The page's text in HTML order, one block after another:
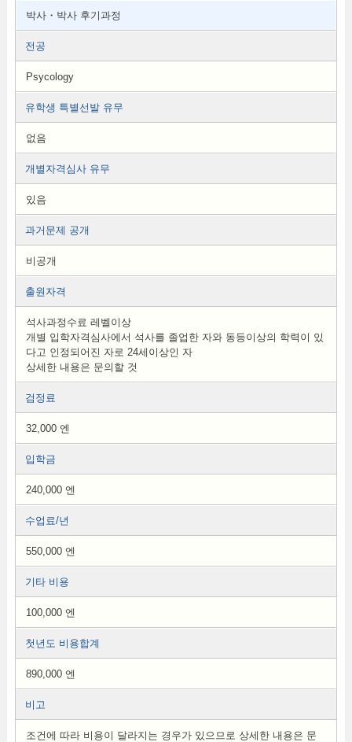
박사・박사 후기과정
전공
Psycology
유학생 특별선발 유무
없음
개별자격심사 유무
있음
과거문제 공개
비공개
출원자격
석사과정수료 레벨이상
개별 입학자격심사에서 석사를 졸업한 자와 동등이상의 학력이 있
다고 인정되어진 자로 24세이상인 자
상세한 내용은 문의할 것
검정료
32,000 엔
입학금
240,000 엔
수업료/년
550,000 엔
기타 비용
100,000 엔
첫년도 비용합계
890,000 엔
비고
조건에 따라 비용이 달라지는 경우가 있으므로 상세한 내용은 문